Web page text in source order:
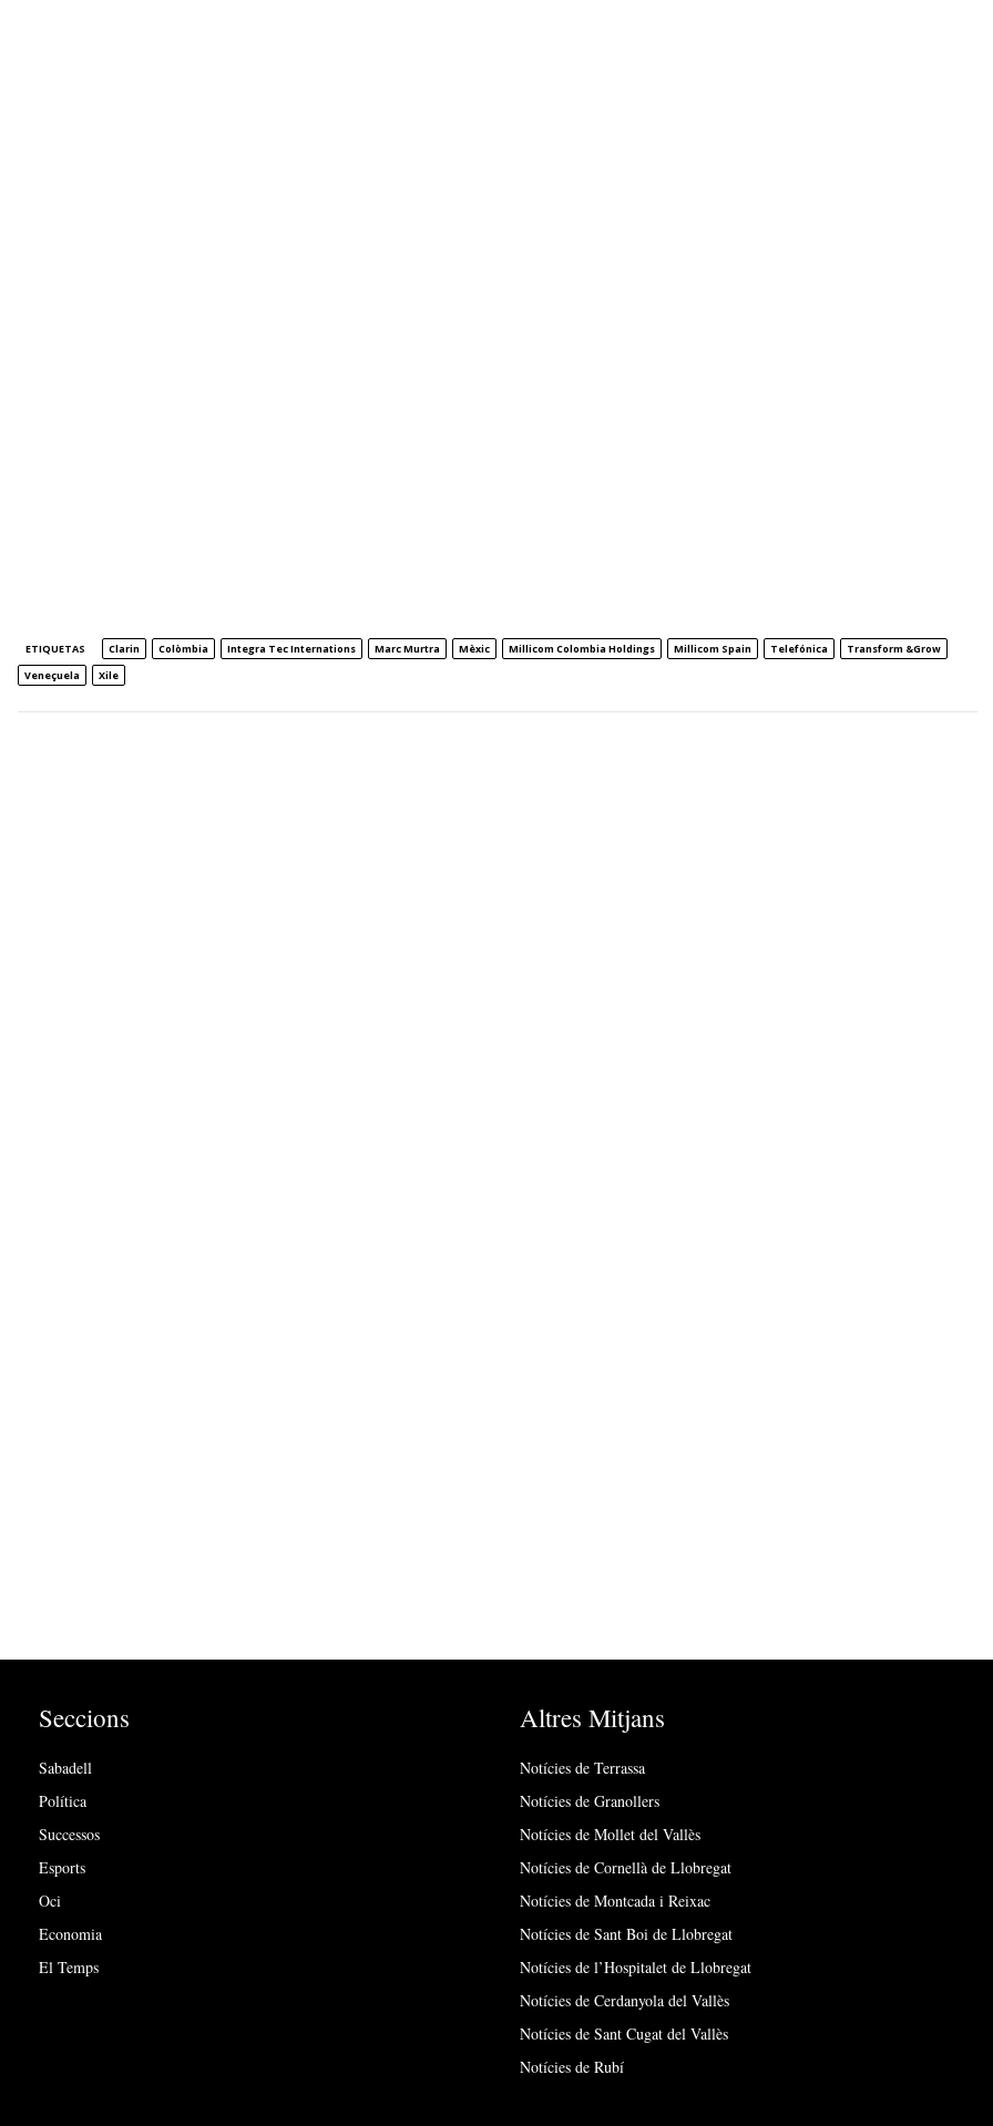
ETIQUETAS Clarin Colòmbia Integra Tec Internations Marc Murtra Mèxic Millicom Colombia Holdings Millicom Spain Telefónica
Transform &Grow
Veneçuela
Xile
Seccions
Sabadell
Política
Successos
Esports
Oci
Economia
El Temps
Altres Mitjans
Notícies de Terrassa
Notícies de Granollers
Notícies de Mollet del Vallès
Notícies de Cornellà de Llobregat
Notícies de Montcada i Reixac
Notícies de Sant Boi de Llobregat
Notícies de l’Hospitalet de Llobregat
Notícies de Cerdanyola del Vallès
Notícies de Sant Cugat del Vallès
Notícies de Rubí